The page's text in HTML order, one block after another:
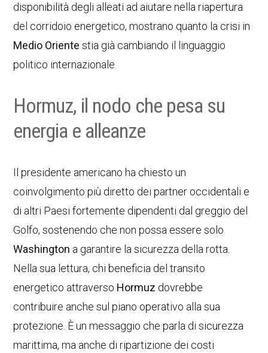
disponibilità degli alleati ad aiutare nella riapertura
del corridoio energetico, mostrano quanto la crisi in
Medio Oriente stia già cambiando il linguaggio
politico internazionale.
Hormuz, il nodo che pesa su
energia e alleanze
Il presidente americano ha chiesto un
coinvolgimento più diretto dei partner occidentali e
di altri Paesi fortemente dipendenti dal greggio del
Golfo, sostenendo che non possa essere solo
Washington a garantire la sicurezza della rotta.
Nella sua lettura, chi beneficia del transito
energetico attraverso Hormuz dovrebbe
contribuire anche sul piano operativo alla sua
protezione. È un messaggio che parla di sicurezza
marittima, ma anche di ripartizione dei costi